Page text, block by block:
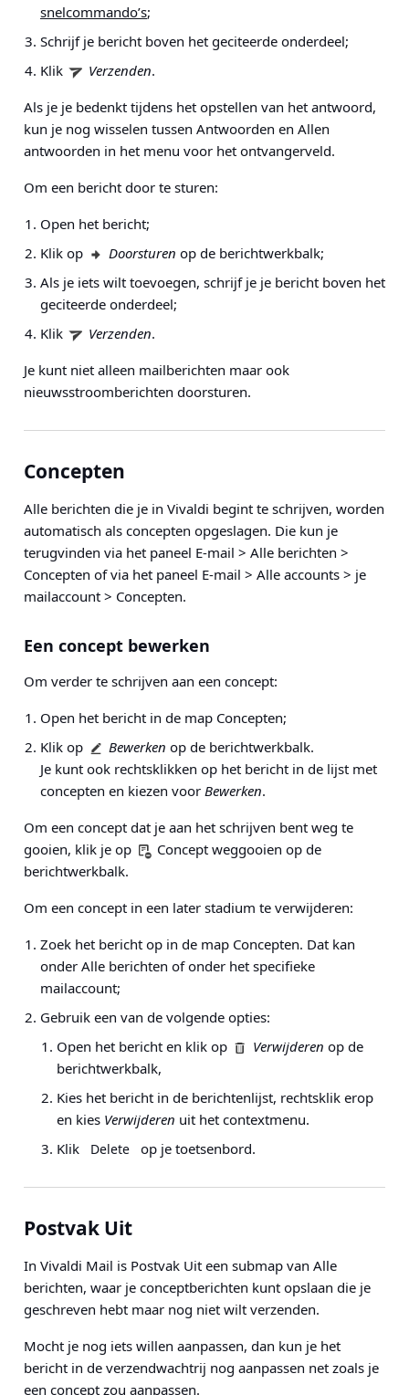
snelcommando’s;
Schrijf je bericht boven het geciteerde onderdeel;
Klik
Verzenden.
Als je je bedenkt tijdens het opstellen van het antwoord,
kun je nog wisselen tussen Antwoorden en Allen
antwoorden in het menu voor het ontvangerveld.
Om een bericht door te sturen:
Open het bericht;
Klik op
Doorsturen op de berichtwerkbalk;
Als je iets wilt toevoegen, schrijf je je bericht boven het
geciteerde onderdeel;
Klik
Verzenden.
Je kunt niet alleen mailberichten maar ook
nieuwsstroomberichten doorsturen.
Concepten
Alle berichten die je in Vivaldi begint te schrijven, worden
automatisch als concepten opgeslagen. Die kun je
terugvinden via het paneel E-mail > Alle berichten >
Concepten of via het paneel E-mail > Alle accounts > je
mailaccount > Concepten.
Een concept bewerken
Om verder te schrijven aan een concept:
Open het bericht in de map Concepten;
Klik op
Bewerken op de berichtwerkbalk.
Je kunt ook rechtsklikken op het bericht in de lijst met
concepten en kiezen voor Bewerken.
Om een concept dat je aan het schrijven bent weg te
gooien, klik je op
Concept weggooien op de
berichtwerkbalk.
Om een concept in een later stadium te verwijderen:
Zoek het bericht op in de map Concepten. Dat kan
onder Alle berichten of onder het specifieke
mailaccount;
Gebruik een van de volgende opties:
Open het bericht en klik op
Verwijderen op de
berichtwerkbalk,
Kies het bericht in de berichtenlijst, rechtsklik erop
en kies Verwijderen uit het contextmenu.
Klik
Delete op je toetsenbord.
Postvak Uit
In Vivaldi Mail is Postvak Uit een submap van Alle
berichten, waar je conceptberichten kunt opslaan die je
geschreven hebt maar nog niet wilt verzenden.
Mocht je nog iets willen aanpassen, dan kun je het
bericht in de verzendwachtrij nog aanpassen net zoals je
een concept zou aanpassen.